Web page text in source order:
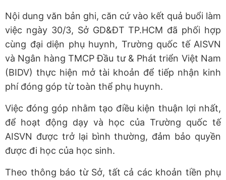
Nội dung văn bản ghi, căn cứ vào kết quả buổi làm
việc ngày 30/3, Sở GD&ĐT TP.HCM đã phối hợp
cùng đại diện phụ huynh, Trường quốc tế AISVN
và Ngân hàng TMCP Đầu tư & Phát triển Việt Nam
(BIDV) thực hiện mở tài khoản để tiếp nhận kinh
phí đóng góp từ toàn thể phụ huynh.
Việc đóng góp nhằm tạo điều kiện thuận lợi nhất,
để hoạt động dạy và học của Trường quốc tế
AISVN được trở lại bình thường, đảm bảo quyền
được đi học của học sinh.
Theo thông báo từ Sở, tất cả các khoản tiền phụ